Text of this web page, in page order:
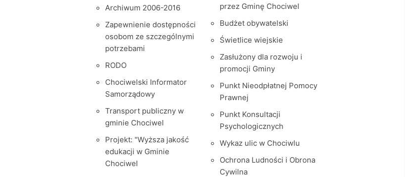
Archiwum 2006-2016
Zapewnienie dostępności
osobom ze szczególnymi
potrzebami
RODO
Chociwelski Informator
Samorządowy
Transport publiczny w
gminie Chociwel
Projekt: "Wyższa jakość
edukacji w Gminie
Chociwel
przez Gminę Chociwel
Budżet obywatelski
Świetlice wiejskie
Zasłużony dla rozwoju i
promocji Gminy
Punkt Nieodpłatnej Pomocy
Prawnej
Punkt Konsultacji
Psychologicznych
Wykaz ulic w Chociwlu
Ochrona Ludności i Obrona
Cywilna